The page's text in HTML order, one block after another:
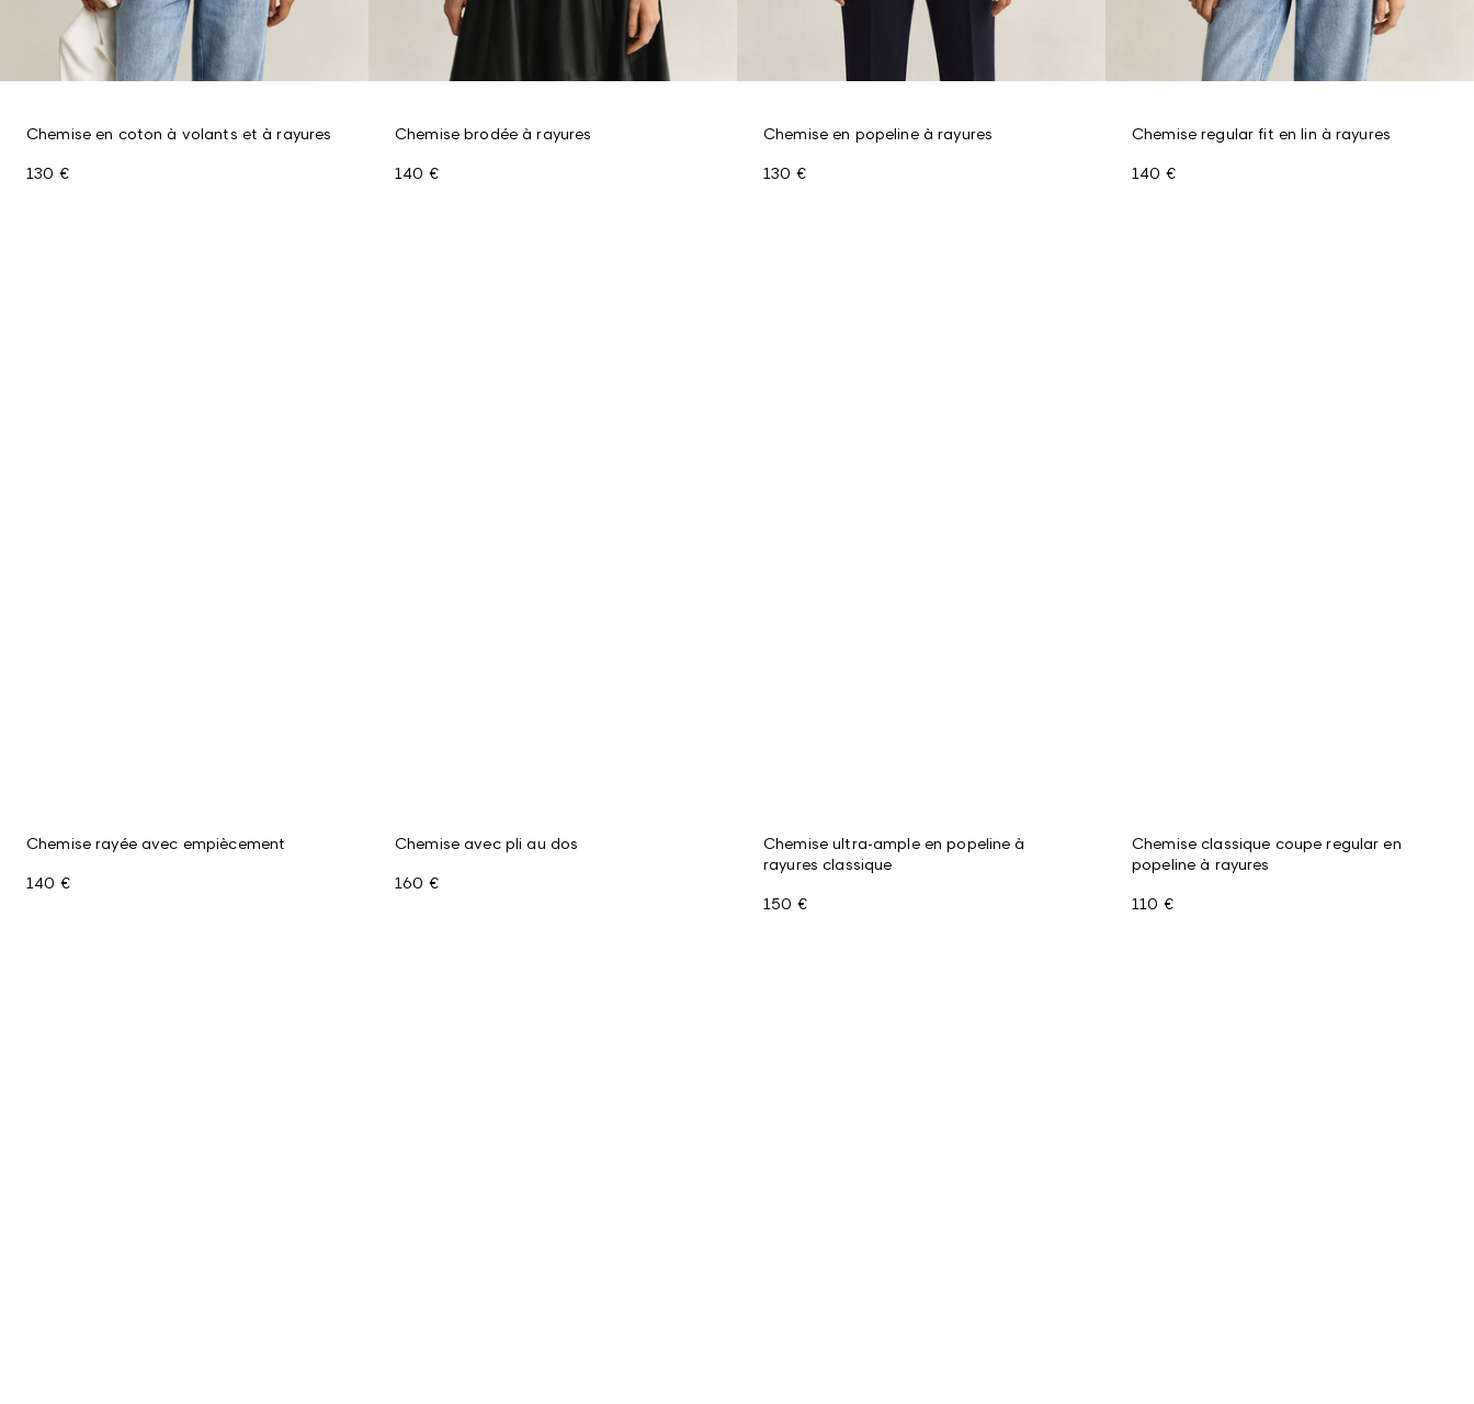
Chemise en coton à volants et à rayures
130 €
Chemise brodée à rayures
140 €
Chemise en popeline à rayures
130 €
Chemise regular fit en lin à rayures
140 €
Chemise rayée avec empiècement
140 €
Chemise avec pli au dos
160 €
Chemise ultra-ample en popeline à
rayures classique
150 €
Chemise classique coupe regular en
popeline à rayures
110 €